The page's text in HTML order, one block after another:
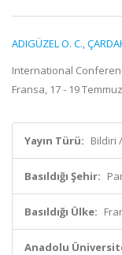
ADIGÜZEL O. C.,
International
Fransa, 17 - 19
Yayın Türü: Bildiri
Basıldığı Şehir:
Basıldığı Ülke:
Anadolu